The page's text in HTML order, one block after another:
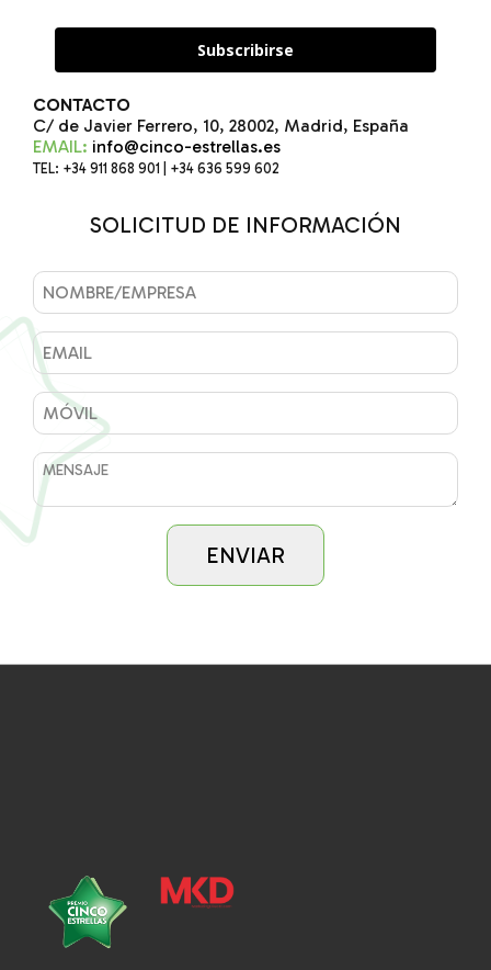
Subscribirse
CONTACTO
C/ de Javier Ferrero, 10, 28002, Madrid, España
EMAIL: info@cinco-estrellas.es
TEL: +34 911 868 901 | +34 636 599 602
SOLICITUD DE INFORMACIÓN